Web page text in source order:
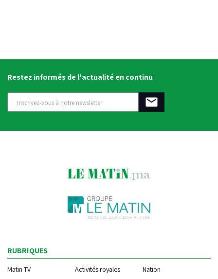
Restez informés de l'actualité en continu
RUBRIQUES
Matin TV Activités royales
Nation